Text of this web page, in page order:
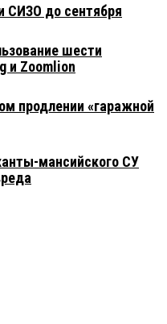
СИЗО до сентября
шести
и Zoomlion
продлении «гаражной
мансийского СУ